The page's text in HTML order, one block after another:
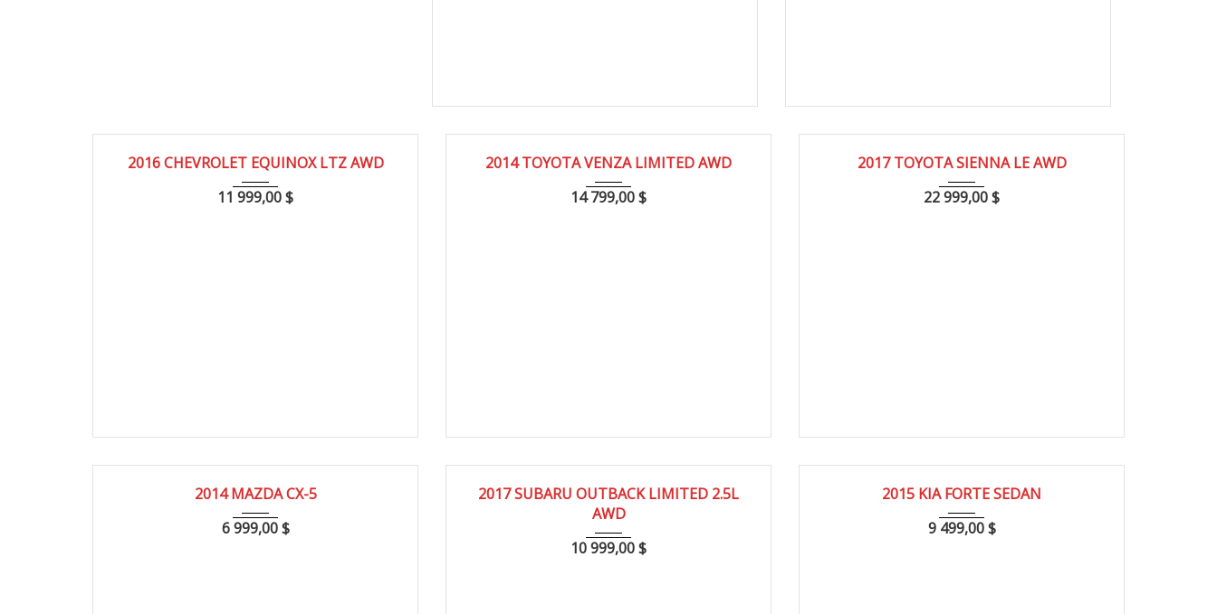
2016 83000
2016 CHEVROLET EQUINOX LTZ AWD
11 999,00$
2014 171000
2014 TOYOTA VENZA LIMITED AWD
14 799,00$
2017 185000
2017 TOYOTA SIENNA LE AWD
22 999,00$
2014 228000
2014 MAZDA CX-5
6 999,00$
2017 188000
2017 SUBARU OUTBACK LIMITED 2.5L
AWD
10 999,00$
2015 86000
2015 KIA FORTE SEDAN
9 499,00$